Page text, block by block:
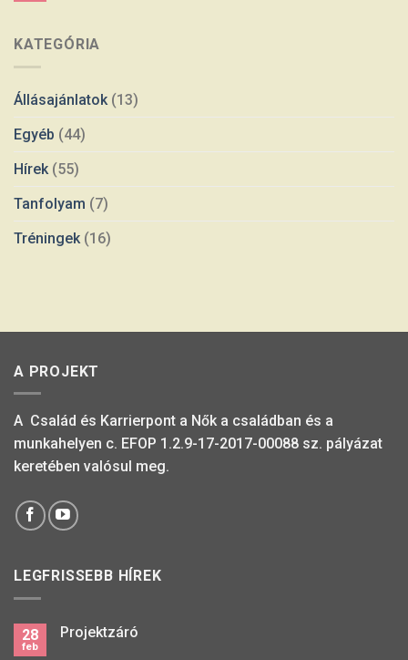
KATEGÓRIA
Állásajánlatok (13)
Egyéb (44)
Hírek (55)
Tanfolyam (7)
Tréningek (16)
A PROJEKT
A Család és Karrierpont a Nők a családban és a
munkahelyen c. EFOP 1.2.9-17-2017-00088 sz. pályázat
keretében valósul meg.
LEGFRISSEBB HÍREK
28
feb
Projektzáró